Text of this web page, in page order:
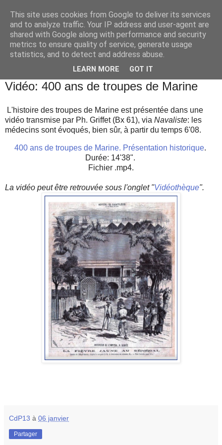
Vidéo: 400 ans de troupes de Marine
L'histoire des troupes de Marine est présentée dans une
vidéo transmise par Ph. Griffet (Bx 61), via Navaliste: les
médecins sont évoqués, bien sûr, à partir du temps 6'08.
400 ans de troupes de Marine. Présentation historique.
Durée: 14'38".
Fichier .mp4.
La vidéo peut être retrouvée sous l'onglet "Vidéothèque".
CdP13 à 06 janvier
Partager
This site uses cookies from Google to deliver its services
and to analyze traffic. Your IP address and user-agent are
shared with Google along with performance and security
metrics to ensure quality of service, generate usage
statistics, and to detect and address abuse.
LEARN MORE GOT IT